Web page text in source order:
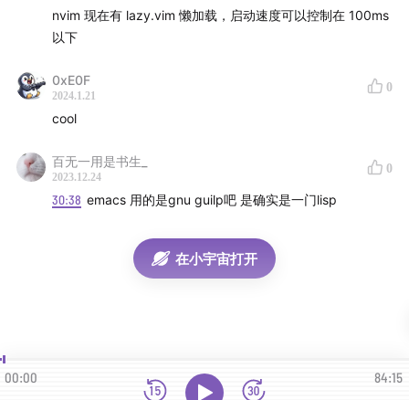
1976 年，Bill Joy 在 em 的基础上继续尽快扩展，增加
了两个 mode：
Open mode，像 em 一样按行就地修改，
Joy 称之为 ex（extended ed），并在 1978 年在
BSD 的首次版本中内置，在次年的 BSD 第二版中改名
为 vi，表示默认以 visual 方式打开 ex。在 Vi 中，首次
作为命令的前缀，比如:wq表示保存并退出。
因此社区开始出现各种开源版本的 Vi，1988 年 Bram
nvim 现在有 lazy.vim 懒加载，启动速度可以控制在 100ms
以下
0xE0F
2024.1.21
0
cool
百无一用是书生_
2023.12.24
0
30:38 emacs 用的是gnu guilp吧 是确实是一门lisp
在小宇宙打开
00:00 84:15